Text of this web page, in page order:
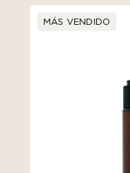
MÁS VENDIDO